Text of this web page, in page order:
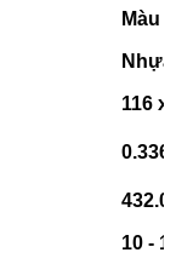
Màu
116 x
10 -